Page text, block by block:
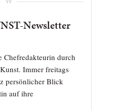
Newsletter
Chefredakteurin durch
Immer freitags
persönlicher Blick
auf ihre